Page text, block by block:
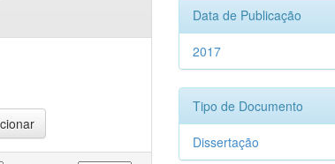
Data de Publicação
2017
Tipo de Documento
Dissertação